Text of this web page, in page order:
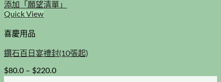
添加「願望清單」
Quick View
喜慶用品
鑽石百日宴禮封(10張起)
$80.0 – $220.0